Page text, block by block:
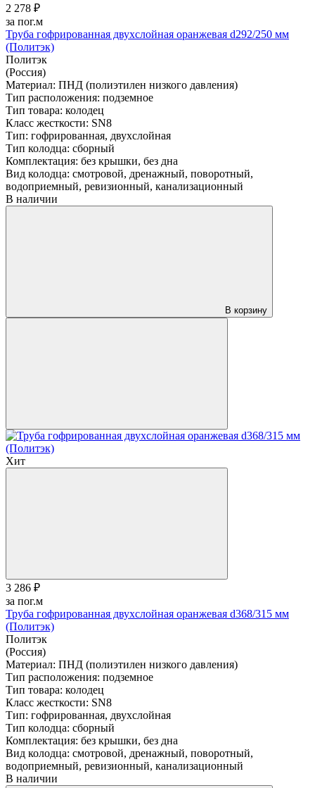
2 278 ₽
за пог.м
Труба гофрированная двухслойная оранжевая d292/250 мм
(Политэк)
Политэк
(Россия)
Материал: ПНД (полиэтилен низкого давления)
Тип расположения: подземное
Тип товара: колодец
Класс жесткости: SN8
Тип: гофрированная, двухслойная
Тип колодца: сборный
Комплектация: без крышки, без дна
Вид колодца: смотровой, дренажный, поворотный,
водоприемный, ревизионный, канализационный
В наличии
В корзину
Хит
3 286 ₽
за пог.м
Труба гофрированная двухслойная оранжевая d368/315 мм
(Политэк)
Политэк
(Россия)
Материал: ПНД (полиэтилен низкого давления)
Тип расположения: подземное
Тип товара: колодец
Класс жесткости: SN8
Тип: гофрированная, двухслойная
Тип колодца: сборный
Комплектация: без крышки, без дна
Вид колодца: смотровой, дренажный, поворотный,
водоприемный, ревизионный, канализационный
В наличии